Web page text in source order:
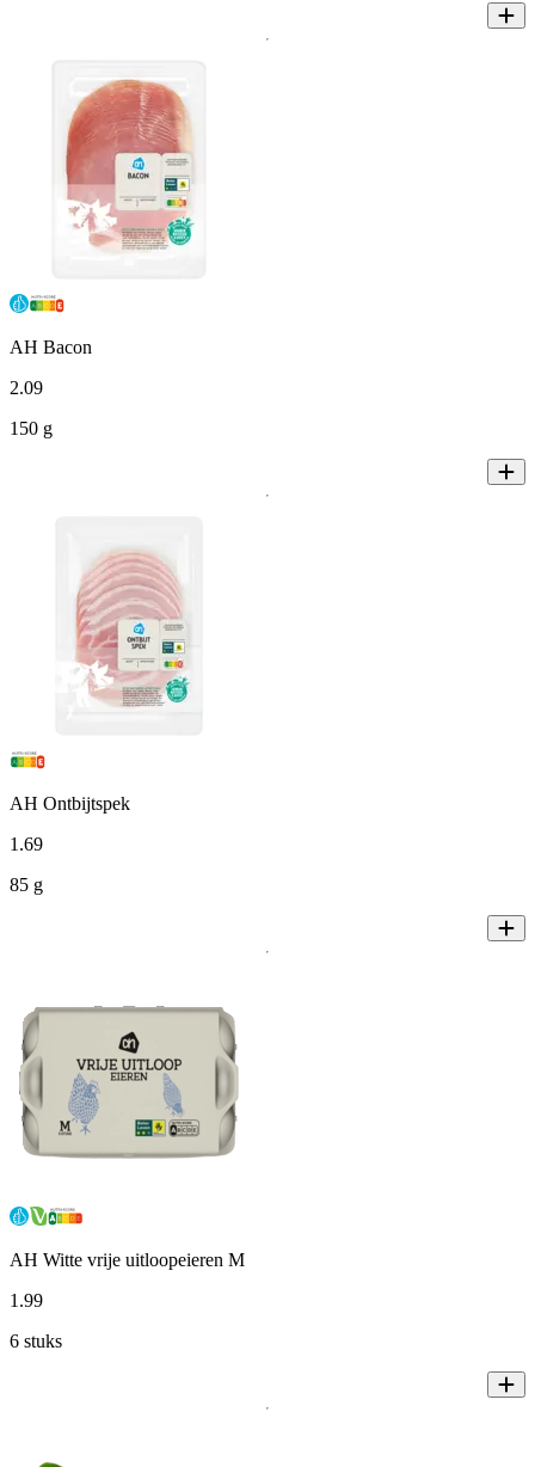
AH Bacon
2.09
150 g
AH Ontbijtspek
1 .69
85 g
AH Witte vrije uitloopeieren M
1 .99
6 stuks